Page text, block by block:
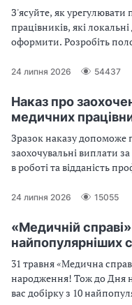
З'ясуйте, як
працівників, які
оформити. Розробіть
24 липня 2026 54437
Наказ про
медичних
Зразок наказу
заохочувальні виплати
в роботі та відданість
24 липня 2026 15055
«Медичній
найпопулярніших
31 травня «Медична
народження! Тож до Дня
вас добірку з 10